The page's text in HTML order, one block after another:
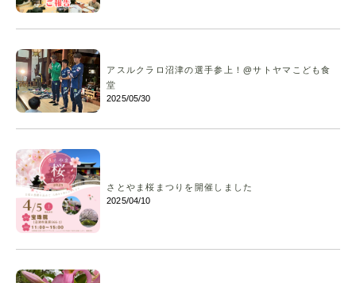
アスルクラロ沼津の選手参上！@サトヤマこども食
堂
2025/05/30
さとやま桜まつりを開催しました
2025/04/10